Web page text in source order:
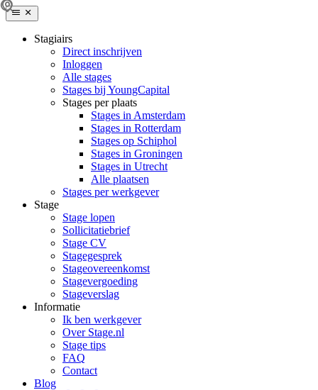
Stagiairs
Direct inschrijven
Inloggen
Alle stages
Stages bij YoungCapital
Stages per plaats
Stages in Amsterdam
Stages in Rotterdam
Stages op Schiphol
Stages in Groningen
Stages in Utrecht
Alle plaatsen
Stages per werkgever
Stage
Stage lopen
Sollicitatiebrief
Stage CV
Stagegesprek
Stageovereenkomst
Stagevergoeding
Stageverslag
Informatie
Ik ben werkgever
Over Stage.nl
Stage tips
FAQ
Contact
Blog